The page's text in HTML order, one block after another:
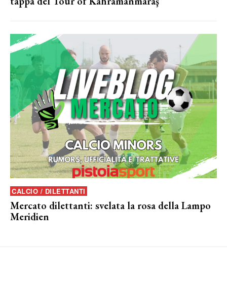
CALCIO / DILETTANTI
Mercato dilettanti: svelata la rosa della Lampo
Meridien